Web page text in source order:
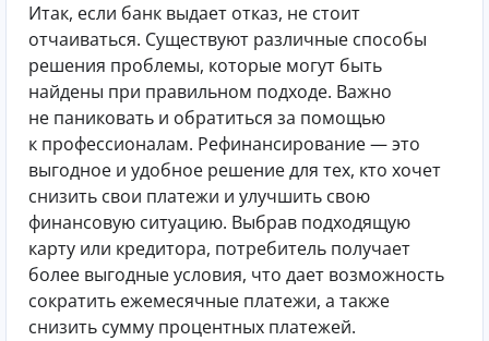
Итак, если банк выдает отказ, не стоит
отчаиваться. Существуют различные способы
решения проблемы, которые могут быть
найдены при правильном подходе. Важно
не паниковать и обратиться за помощью
к профессионалам. Рефинансирование — это
выгодное и удобное решение для тех, кто хочет
снизить свои платежи и улучшить свою
финансовую ситуацию. Выбрав подходящую
карту или кредитора, потребитель получает
более выгодные условия, что дает возможность
сократить ежемесячные платежи, а также
снизить сумму процентных платежей.